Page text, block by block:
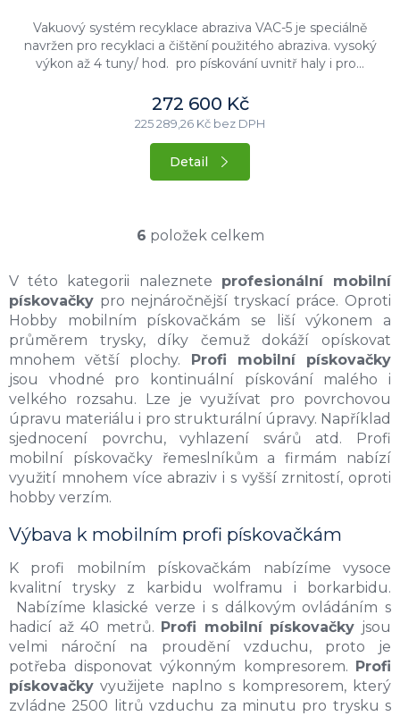
Vakuový systém recyklace abraziva VAC-5 je speciálně
navržen pro recyklaci a čištění použitého abraziva. vysoký
výkon až 4 tuny/ hod. pro pískování uvnitř haly i pro...
272 600 Kč
225 289,26 Kč bez DPH
Detail
l
á
d
a
c
í
p
r
v
k
y
v
s
6 položek celkem
V této kategorii naleznete profesionální mobilní
pískovačky pro nejnáročnější tryskací práce. Oproti
Hobby mobilním pískovačkám se liší výkonem a
průměrem trysky, díky čemuž dokáží opískovat
mnohem větší plochy. Profi mobilní pískovačky
jsou vhodné pro kontinuální pískování malého i
velkého rozsahu. Lze je využívat pro povrchovou
úpravu materiálu i pro strukturální úpravy. Například
sjednocení povrchu, vyhlazení svárů atd. Profi
mobilní pískovačky řemeslníkům a firmám nabízí
využití mnohem více abraziv i s vyšší zrnitostí, oproti
hobby verzím.
Výbava k mobilním profi pískovačkám
K profi mobilním pískovačkám nabízíme vysoce
kvalitní trysky z karbidu wolframu i borkarbidu.
Nabízíme klasické verze i s dálkovým ovládáním s
hadicí až 40 metrů. Profi mobilní pískovačky jsou
velmi nároční na proudění vzduchu, proto je
potřeba disponovat výkonným kompresorem.
Profi
pískovačky využijete naplno s kompresorem, který
zvládne 2500 litrů vzduchu za minutu pro trysku s